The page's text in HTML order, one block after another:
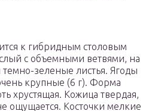
к гибридным столовым
с объемными ветвями, на
зеленые листья. Ягоды
крупные (6 г). Форма
хрустящая. Кожица твердая,
ощущается. Косточки мелкие